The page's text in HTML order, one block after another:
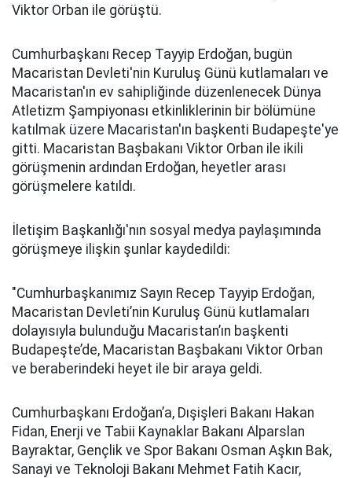
Viktor Orban ile görüştü.
Cumhurbaşkanı Recep Tayyip Erdoğan, bugün
Macaristan Devleti'nin Kuruluş Günü kutlamaları ve
Macaristan'ın ev sahipliğinde düzenlenecek Dünya
Atletizm Şampiyonası etkinliklerinin bir bölümüne
katılmak üzere Macaristan'ın başkenti Budapeşte'ye
gitti. Macaristan Başbakanı Viktor Orban ile ikili
görüşmenin ardından Erdoğan, heyetler arası
görüşmelere katıldı.
İletişim Başkanlığı'nın sosyal medya paylaşımında
görüşmeye ilişkin şunlar kaydedildi:
"Cumhurbaşkanımız Sayın Recep Tayyip Erdoğan,
Macaristan Devleti’nin Kuruluş Günü kutlamaları
dolayısıyla bulunduğu Macaristan’ın başkenti
Budapeşte’de, Macaristan Başbakanı Viktor Orban
ve beraberindeki heyet ile bir araya geldi.
Cumhurbaşkanı Erdoğan’a, Dışişleri Bakanı Hakan
Fidan, Enerji ve Tabii Kaynaklar Bakanı Alparslan
Bayraktar, Gençlik ve Spor Bakanı Osman Aşkın Bak,
Sanayi ve Teknoloji Bakanı Mehmet Fatih Kacır,